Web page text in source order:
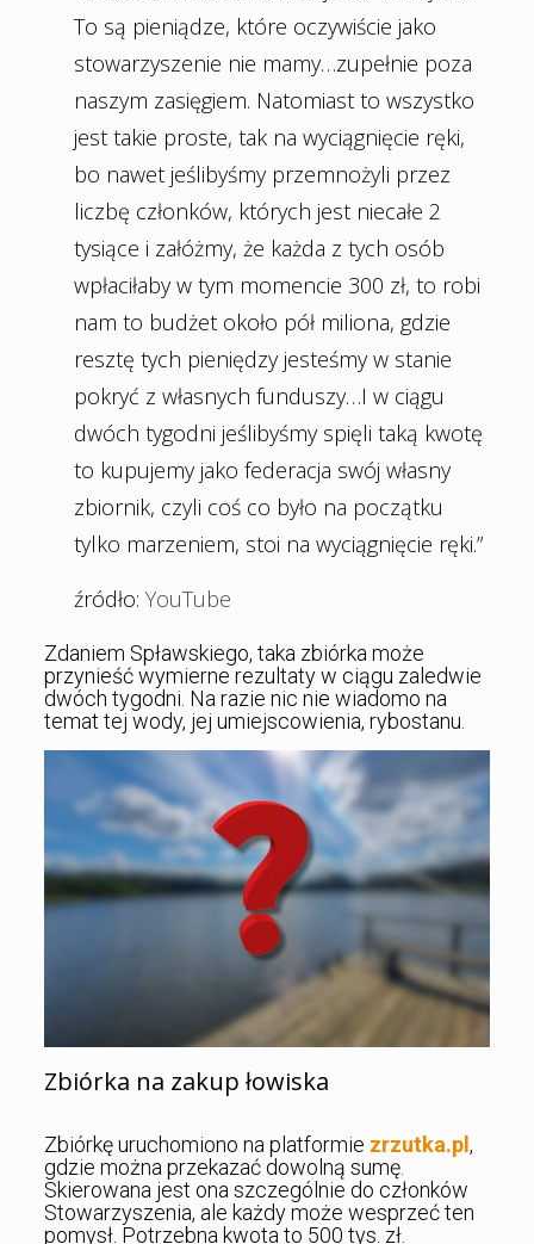
To są pieniądze, które oczywiście jako
stowarzyszenie nie mamy…zupełnie poza
naszym zasięgiem. Natomiast to wszystko
jest takie proste, tak na wyciągnięcie ręki,
bo nawet jeślibyśmy przemnożyli przez
liczbę członków, których jest niecałe 2
tysiące i załóżmy, że każda z tych osób
wpłaciłaby w tym momencie 300 zł, to robi
nam to budżet około pół miliona, gdzie
resztę tych pieniędzy jesteśmy w stanie
pokryć z własnych funduszy…I w ciągu
dwóch tygodni jeślibyśmy spięli taką kwotę
to kupujemy jako federacja swój własny
zbiornik, czyli coś co było na początku
tylko marzeniem, stoi na wyciągnięcie ręki.”
źródło: YouTube
Zdaniem Spławskiego, taka zbiórka może
przynieść wymierne rezultaty w ciągu zaledwie
dwóch tygodni. Na razie nic nie wiadomo na
temat tej wody, jej umiejscowienia, rybostanu.
Zbiórka na zakup łowiska
Zbiórkę uruchomiono na platformie zrzutka.pl ,
gdzie można przekazać dowolną sumę.
Skierowana jest ona szczególnie do członków
Stowarzyszenia, ale każdy może wesprzeć ten
pomysł. Potrzebna kwota to 500 tys. zł.